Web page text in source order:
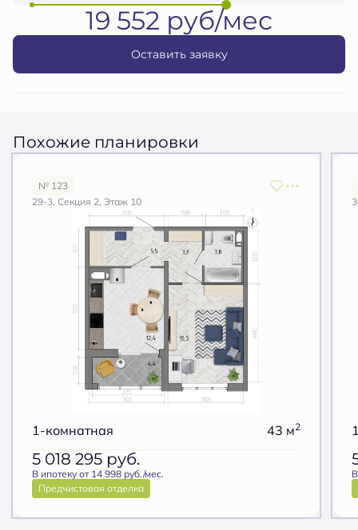
19 552 руб/мес
Оставить заявку
Похожие планировки
№ 123
29-3, Секция 2, Этаж 10
1-комнатная 43 м2
5 018 295 руб.
В ипотеку от 14 998 руб./мес.
Предчистовая отделка